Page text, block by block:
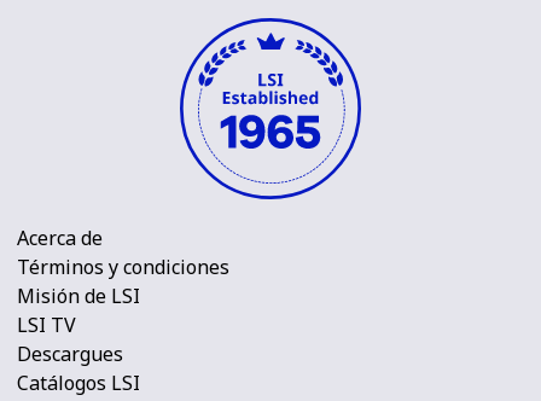
Acerca de
Términos y condiciones
Misión de LSI
LSI TV
Descargues
Catálogos LSI